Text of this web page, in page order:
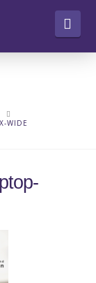
WIDE